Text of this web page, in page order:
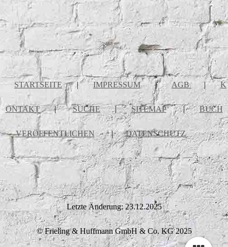
STARTSEITE | IMPRESSUM | AGB | K
ONTAKT | SUCHE | SITEMAP | BUCH
VERÖFFENTLICHEN | DATENSCHUTZ
Letzte Änderung: 23.12.2025
© Frieling & Huffmann GmbH & Co. KG 2025